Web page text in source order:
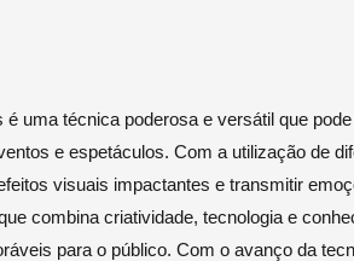
é uma técnica poderosa e versátil que
e espetáculos. Com a utilização de
visuais impactantes e transmitir
combina criatividade, tecnologia e
para o público. Com o avanço da